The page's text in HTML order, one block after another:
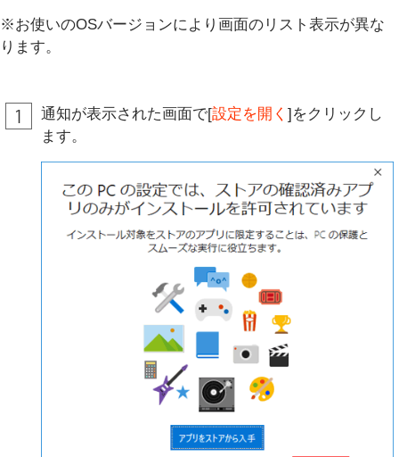
※お使いのOSバージョンにより画面のリスト表示が異な
ります。
通知が表示された画面で[設定を開く ]をクリックし
ます。